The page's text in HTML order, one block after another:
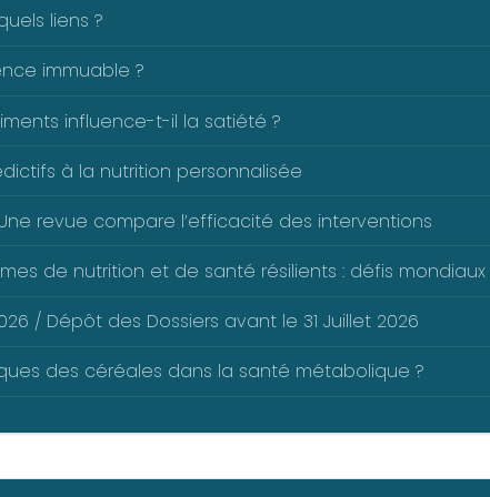
liens ?
immuable ?
influence-t-il la satiété ?
à la nutrition personnalisée
revue compare l’efficacité des interventions
de nutrition et de santé résilients : défis
/ Dépôt des Dossiers avant le 31 Juillet 2026
des céréales dans la santé métabolique ?